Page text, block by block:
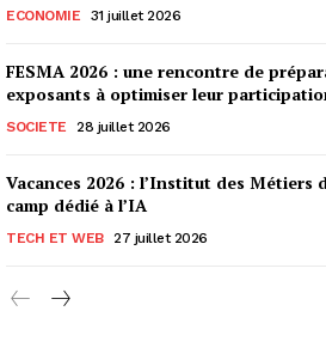
ECONOMIE 31 juillet 2026
FESMA 2026 : une rencontre de
exposants à optimiser leur
SOCIETE 28 juillet 2026
Vacances 2026 : l’Institut des Métiers
camp dédié à l’IA
TECH ET WEB 27 juillet 2026